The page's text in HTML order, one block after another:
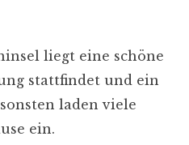
liegt eine schöne
stattfindet und ein
laden viele
ein.